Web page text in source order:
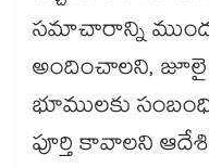
సమాచారాన్ని
అందించాలని,
భూములకు
పూర్తి కావాలని